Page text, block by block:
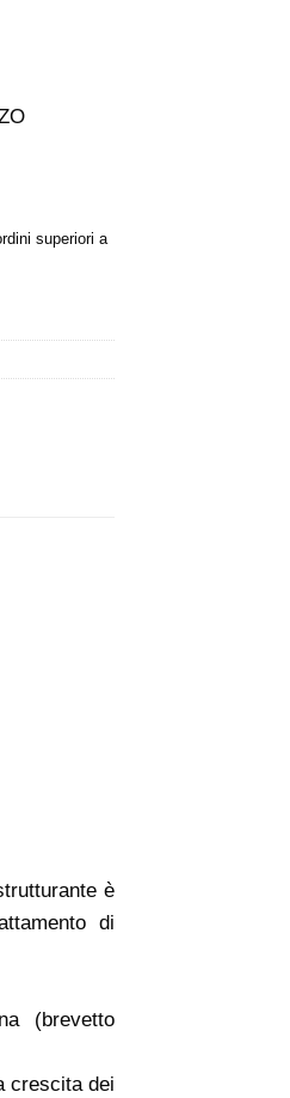
superiori a
è
di
(brevetto
crescita dei